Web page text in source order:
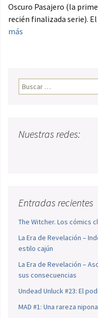
Oscuro Pasajero (la
recién finalizada serie).
más
Buscar:
Nuestras redes:
Entradas recientes
The Witcher. Los cómics
La Era de Revelación –
estilo cajún
La Era de Revelación –
sus consecuencias
Undead Unluck #23: El
MAD #1: Una rareza nipona